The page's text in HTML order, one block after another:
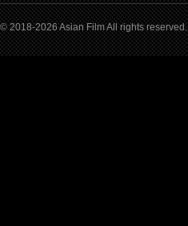
© 2018-2026 Asian Film All rights reserved.